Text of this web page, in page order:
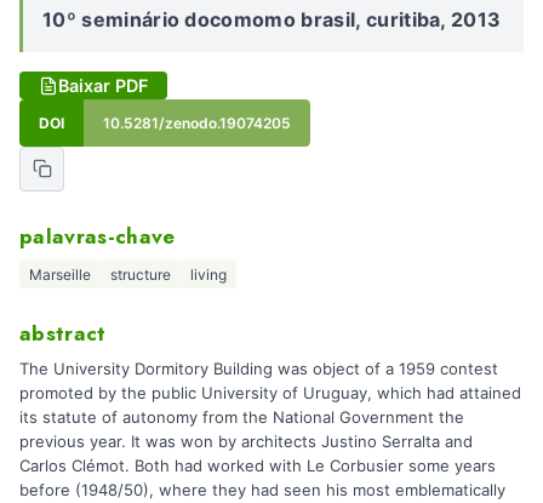
10º seminário docomomo brasil, curitiba, 2013
Baixar PDF
DOI 10.5281/zenodo.19074205
palavras-chave
Marseille structure living
abstract
The University Dormitory Building was object of a 1959 contest
promoted by the public University of Uruguay, which had attained
its statute of autonomy from the National Government the
previous year. It was won by architects Justino Serralta and
Carlos Clémot. Both had worked with Le Corbusier some years
before (1948/50), where they had seen his most emblematically